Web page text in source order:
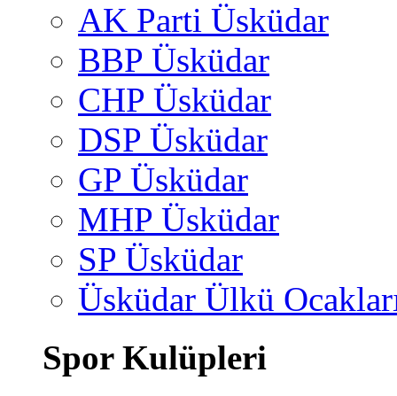
AK Parti Üsküdar
BBP Üsküdar
CHP Üsküdar
DSP Üsküdar
GP Üsküdar
MHP Üsküdar
SP Üsküdar
Üsküdar Ülkü
Spor Kulüpleri